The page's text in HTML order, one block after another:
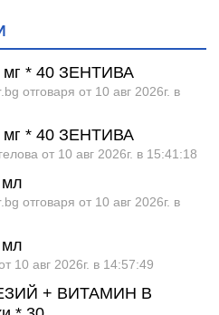
мг * 40 ЗЕНТИВА
отговаря от 10 авг 2026г. в
мг * 40 ЗЕНТИВА
от 10 авг 2026г. в 15:41:18
отговаря от 10 авг 2026г. в
10 авг 2026г. в 14:57:49
+ ВИТАМИН B